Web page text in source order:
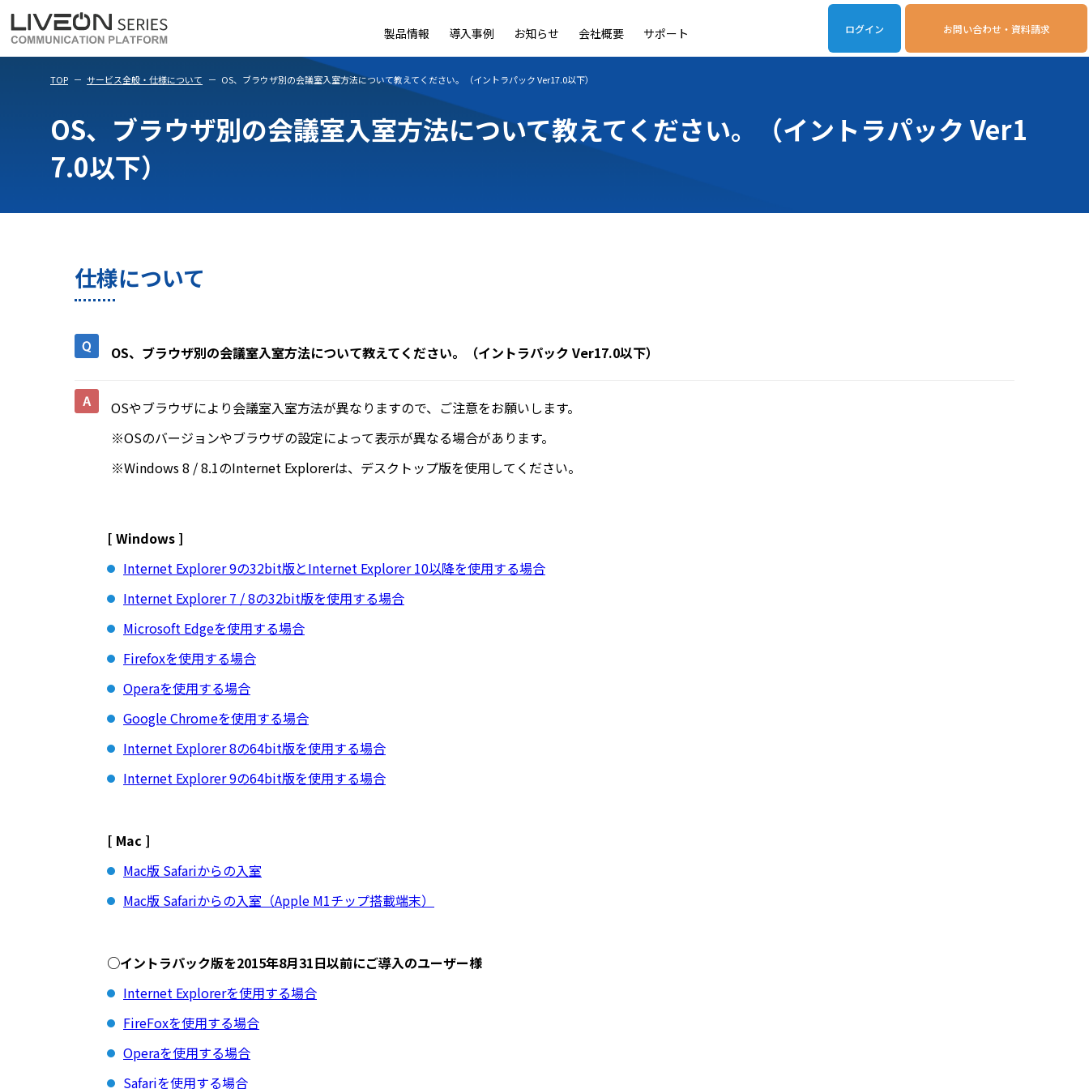
ログイン お問い合わせ・資料請求
製品情報
LiveOn Meet LiveOn WearableLiveOn NanoLiveOn Call LiveOn ChatLiveOn RecX
導入事例 お知らせ 会社概要 サポート
TOP サービス全般・仕様について OS、ブラウザ別の会議室入室方法について教えてください。（イントラパック Ver17.0以下）
OS、ブラウザ別の会議室入室方法について教えてください。（イントラパック Ver1
7.0以下）
仕様について
OS、ブラウザ別の会議室入室方法について教えてください。（イントラパック Ver17.0以下）
OSやブラウザにより会議室入室方法が異なりますので、ご注意をお願いします。
※OSのバージョンやブラウザの設定によって表示が異なる場合があります。
※Windows 8 / 8.1のInternet Explorerは、デスクトップ版を使用してください。
[ Windows ]
Internet Explorer 9の32bit版とInternet Explorer 10以降を使用する場合
Internet Explorer 7 / 8の32bit版を使用する場合
Microsoft Edgeを使用する場合
Firefoxを使用する場合
Operaを使用する場合
Google Chromeを使用する場合
Internet Explorer 8の64bit版を使用する場合
Internet Explorer 9の64bit版を使用する場合
[ Mac ]
Mac版 Safariからの入室
Mac版 Safariからの入室（Apple M1チップ搭載端末）
○イントラパック版を2015年8月31日以前にご導入のユーザー様
Internet Explorerを使用する場合
FireFoxを使用する場合
Operaを使用する場合
Safariを使用する場合